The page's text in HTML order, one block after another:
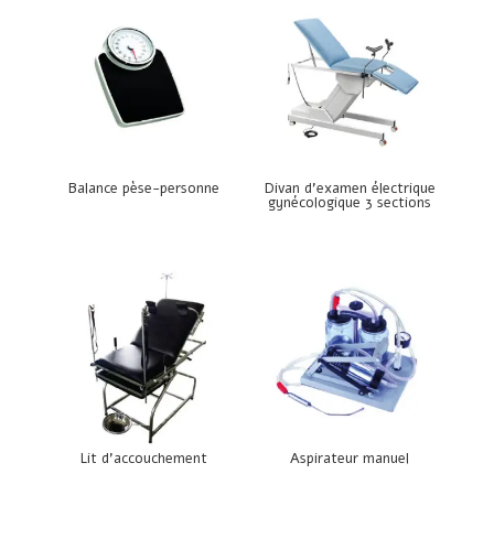
Balance pèse-personne Divan d’examen électrique
gynécologique 3 sections
Lit d’accouchement Aspirateur manuel